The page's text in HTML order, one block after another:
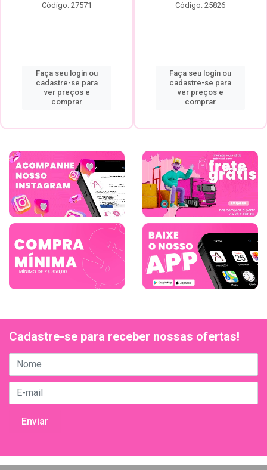
Código: 27571
Faça seu login ou
cadastre-se para
ver preços e
comprar
Código: 25826
Faça seu login ou
cadastre-se para
ver preços e
comprar
Cadastre-se para receber nossas ofertas!